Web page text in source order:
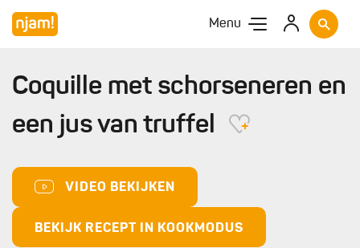
Menu
Coquille met schorseneren en
een jus van truffel
VIDEO BEKIJKEN
BEKIJK RECEPT IN KOOKMODUS